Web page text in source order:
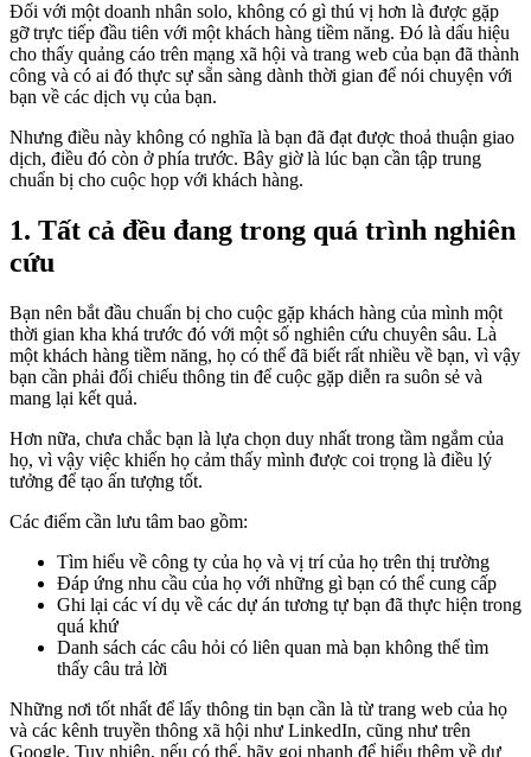
Đối với một doanh nhân solo, không có gì thú vị hơn là được gặp
gỡ trực tiếp đầu tiên với một khách hàng tiềm năng. Đó là dấu hiệu
cho thấy quảng cáo trên mạng xã hội và trang web của bạn đã thành
công và có ai đó thực sự sẵn sàng dành thời gian để nói chuyện với
bạn về các dịch vụ của bạn.
Nhưng điều này không có nghĩa là bạn đã đạt được thoả thuận giao
dịch, điều đó còn ở phía trước. Bây giờ là lúc bạn cần tập trung
chuẩn bị cho cuộc họp với khách hàng.
1. Tất cả đều đang trong quá trình nghiên
cứu
Bạn nên bắt đầu chuẩn bị cho cuộc gặp khách hàng của mình một
thời gian kha khá trước đó với một số nghiên cứu chuyên sâu. Là
một khách hàng tiềm năng, họ có thể đã biết rất nhiều về bạn, vì vậy
bạn cần phải đối chiếu thông tin để cuộc gặp diễn ra suôn sẻ và
mang lại kết quả.
Hơn nữa, chưa chắc bạn là lựa chọn duy nhất trong tầm ngắm của
họ, vì vậy việc khiến họ cảm thấy mình được coi trọng là điều lý
tưởng để tạo ấn tượng tốt.
Các điểm cần lưu tâm bao gồm:
Tìm hiểu về công ty của họ và vị trí của họ trên thị trường
Đáp ứng nhu cầu của họ với những gì bạn có thể cung cấp
Ghi lại các ví dụ về các dự án tương tự bạn đã thực hiện trong
quá khứ
Danh sách các câu hỏi có liên quan mà bạn không thể tìm
thấy câu trả lời
Những nơi tốt nhất để lấy thông tin bạn cần là từ trang web của họ
và các kênh truyền thông xã hội như LinkedIn, cũng như trên
Google. Tuy nhiên, nếu có thể, hãy gọi nhanh để hiểu thêm về dự